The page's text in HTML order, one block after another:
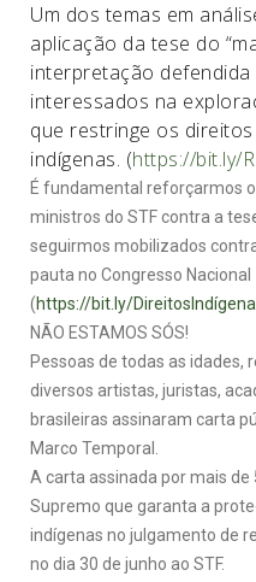
Um dos temas em
aplicação da tese do
interpretação
interessados na
que restringe os
indígenas. (https://bit.ly/
É fundamental reforçarmos
ministros do STF contra a
seguirmos mobilizados
pauta no Congresso Nacional
(https://bit.ly/
NÃO ESTAMOS SÓS!
Pessoas de todas as idades,
diversos artistas, juristas,
brasileiras assinaram carta
Marco Temporal.
A carta assinada por mais de
Supremo que garanta a
indígenas no julgamento de
no dia 30 de junho ao STF.